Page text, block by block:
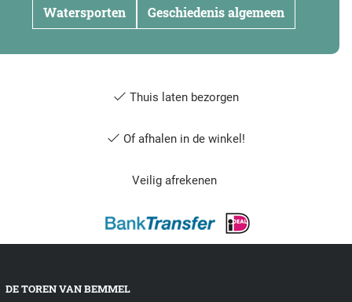
Watersporten Geschiedenis algemeen
Thuis laten bezorgen
Of afhalen in de winkel!
Veilig afrekenen
DE TOREN VAN BEMMEL